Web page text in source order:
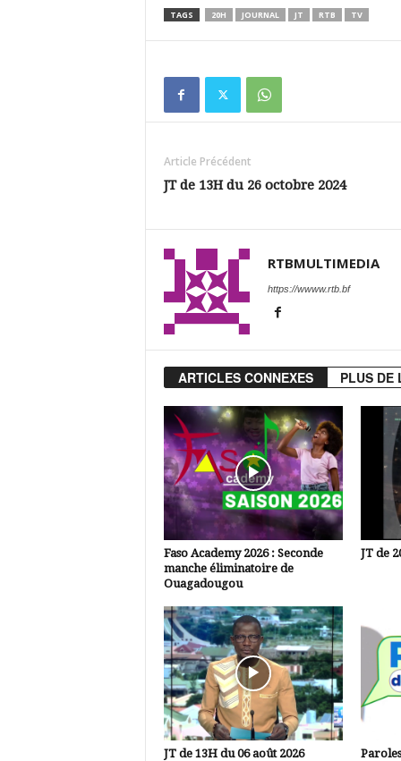
TAGS 20H JOURNAL JT RTB TV
Article Précédent
JT de 13H du 26 octobre 2024
RTBMULTIMEDIA
https://wwww.rtb.bf
ARTICLES CONNEXES PLUS DE
Faso Academy 2026 : Seconde
manche éliminatoire de
Ouagadougou
JT de
JT de 13H du 06 août 2026